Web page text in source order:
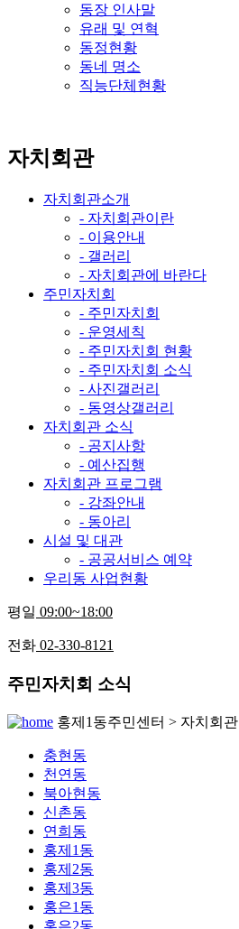
동장 인사말
유래 및 연혁
동정현황
동네 명소
직능단체현황
자치회관
자치회관소개
- 자치회관이란
- 이용안내
- 갤러리
- 자치회관에 바란다
주민자치회
- 주민자치회
- 운영세칙
- 주민자치회 현황
- 주민자치회 소식
- 사진갤러리
- 동영상갤러리
자치회관 소식
- 공지사항
- 예산집행
자치회관 프로그램
- 강좌안내
- 동아리
시설 및 대관
- 공공서비스 예약
우리동 사업현황
평일 09:00~18:00
전화 02-330-8121
주민자치회 소식
홍제1동주민센터 > 자치회관
충현동
천연동
북아현동
신촌동
연희동
홍제1동
홍제2동
홍제3동
홍은1동
홍은2동